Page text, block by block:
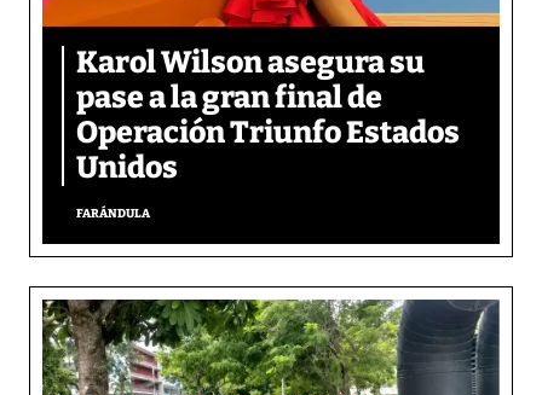
Karol Wilson asegura su
pase a la gran final de
Operación Triunfo Estados
Unidos
FARÁNDULA